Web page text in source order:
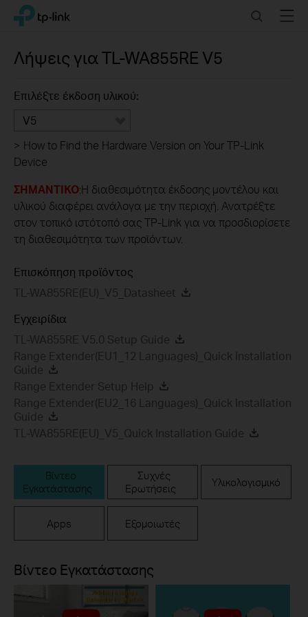
Click
navigation
TP-Link, Reliably Smart SearchMenu
Λήψεις γιαTL-WA855RE V5
Επιλέξτε έκδοση υλικού:
V5
> How to Find the Hardware Version on Your TP-Link
Device
ΣΗΜΑΝΤΙΚΟ:Η διαθεσιμότητα έκδοσης μοντέλου και
υλικού διαφέρει ανάλογα με την περιοχή. Ανατρέξτε
στον τοπικό ιστότοπό σας TP-Link για να προσδιορίσετε
τη διαθεσιμότητα των προϊόντων.
Επισκόπηση προϊόντος
TL-WA855RE(EU)_V5_Datasheet
Εγχειρίδια
TL-WA855RE V5.0 Setup Guide
Range Extender(EU1_12 Languages)_Quick Installation
Guide
Range Extender Setup Help
Range Extender(EU2_16 Languages)_Quick Installation
Guide
TL-WA855RE(EU)_V5_Quick Installation Guide
Βίντεο
Εγκατάστασης
Συχνές
Ερωτήσεις
Υλικολογισμικό
Apps Εξομοιωτές
Βίντεο Εγκατάστασης